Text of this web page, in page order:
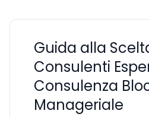
Guida alla
Consulenti
Consulenza
Manageriale